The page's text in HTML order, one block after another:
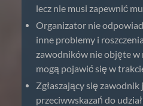
lecz nie musi zapewnić
Organizator nie
inne problemy i
zawodników nie objęte w
mogą pojawić się w
Zgłaszający się
przeciwwskazań do